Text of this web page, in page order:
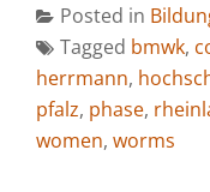
Posted in
Tagged bmwk,
herrmann,
pfalz, phase,
women, worms